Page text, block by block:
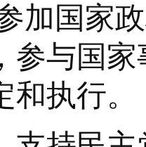
加国家
参与国
和执行。